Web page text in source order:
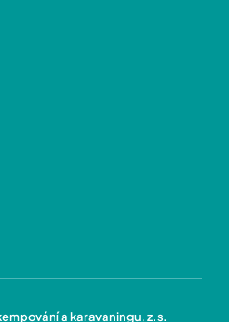
a karavaningu, z.s.